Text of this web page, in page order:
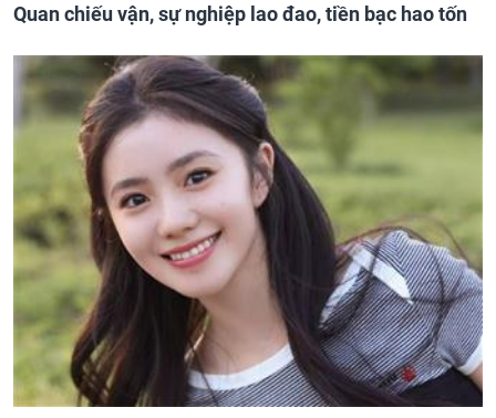
Quan chiếu vận, sự nghiệp lao đao, tiền bạc hao tốn